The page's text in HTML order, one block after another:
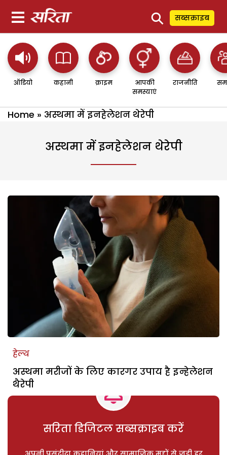
⚲ सब्सक्राइब
ऑडियो कहानी क्राइम
आपकी
समस्याएं
राजनीति
Home » अस्थमा में इनहेलेशन थेरेपी
अस्थमा में इनहेलेशन थेरेपी
हेल्थ
अस्थमा मरीजों के लिए कारगर उपाय है इन्हेलेशन
थैरेपी
सरिता डिजिटल सब्सक्राइब करें